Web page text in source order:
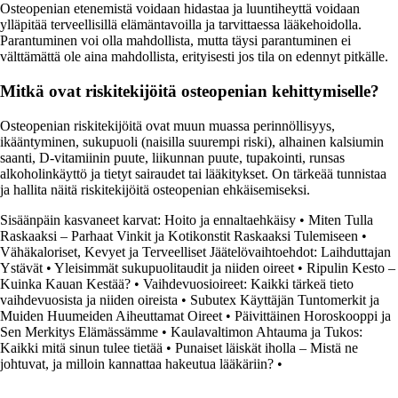
Osteopenian etenemistä voidaan hidastaa ja luuntiheyttä voidaan
ylläpitää terveellisillä elämäntavoilla ja tarvittaessa lääkehoidolla.
Parantuminen voi olla mahdollista, mutta täysi parantuminen ei
välttämättä ole aina mahdollista, erityisesti jos tila on edennyt pitkälle.
Mitkä ovat riskitekijöitä osteopenian kehittymiselle?
Osteopenian riskitekijöitä ovat muun muassa perinnöllisyys,
ikääntyminen, sukupuoli (naisilla suurempi riski), alhainen kalsiumin
saanti, D-vitamiinin puute, liikunnan puute, tupakointi, runsas
alkoholinkäyttö ja tietyt sairaudet tai lääkitykset. On tärkeää tunnistaa
ja hallita näitä riskitekijöitä osteopenian ehkäisemiseksi.
Sisäänpäin kasvaneet karvat: Hoito ja ennaltaehkäisy • Miten Tulla
Raskaaksi – Parhaat Vinkit ja Kotikonstit Raskaaksi Tulemiseen •
Vähäkaloriset, Kevyet ja Terveelliset Jäätelövaihtoehdot: Laihduttajan
Ystävät • Yleisimmät sukupuolitaudit ja niiden oireet • Ripulin Kesto –
Kuinka Kauan Kestää? • Vaihdevuosioireet: Kaikki tärkeä tieto
vaihdevuosista ja niiden oireista • Subutex Käyttäjän Tuntomerkit ja
Muiden Huumeiden Aiheuttamat Oireet • Päivittäinen Horoskooppi ja
Sen Merkitys Elämässämme • Kaulavaltimon Ahtauma ja Tukos:
Kaikki mitä sinun tulee tietää • Punaiset läiskät iholla – Mistä ne
johtuvat, ja milloin kannattaa hakeutua lääkäriin? •